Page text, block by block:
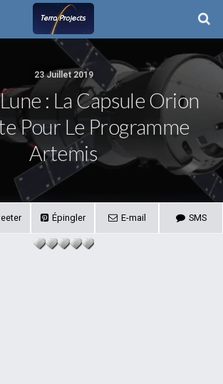
23 Juillet 2019
: La Capsule Orion
Pour Le Programme
Artemis
Épingler E-mail SMS